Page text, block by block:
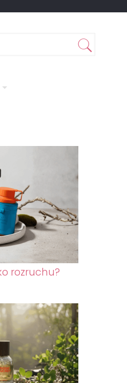
rozruchu?